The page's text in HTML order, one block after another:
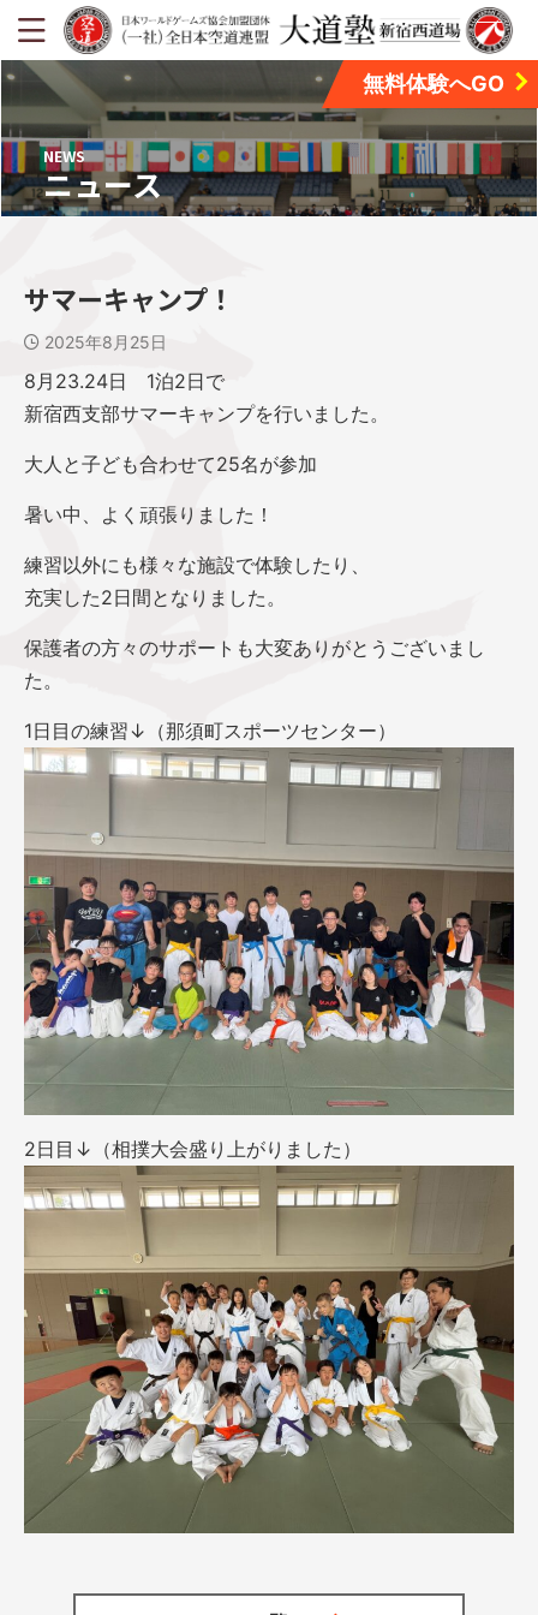
無料体験へGO
NEWS
ニュース
サマーキャンプ！
2025年8月25日
8月23.24日 1泊2日で
新宿西支部サマーキャンプを行いました。
大人と子ども合わせて25名が参加
暑い中、よく頑張りました！
練習以外にも様々な施設で体験したり、
充実した2日間となりました。
保護者の方々のサポートも大変ありがとうございまし
た。
1日目の練習↓（那須町スポーツセンター）
2日目↓（相撲大会盛り上がりました）